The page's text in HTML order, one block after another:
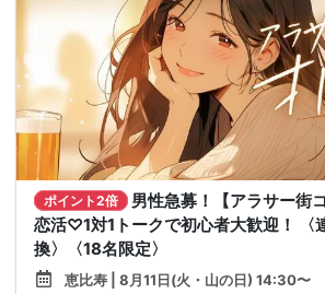
ポイント2倍
男性急募！【アラサー街
恋活♡1対1トークで初心者大歓迎！ 〈
換〉〈18名限定〉
恵比寿 | 8月11日(火・山の日) 14:30〜